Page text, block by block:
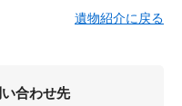
遺物紹介に戻る
合わせ先